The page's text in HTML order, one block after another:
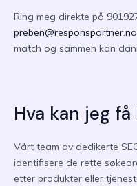
Ring meg direkte på
preben@responspartner.no
match og sammen kan
Hva kan jeg
Vårt team av dedikerte
identifisere de rette
etter produkter eller